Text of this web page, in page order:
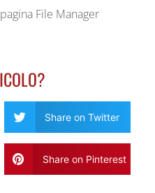
File Manager
Share on Twitter
Share on Pinterest